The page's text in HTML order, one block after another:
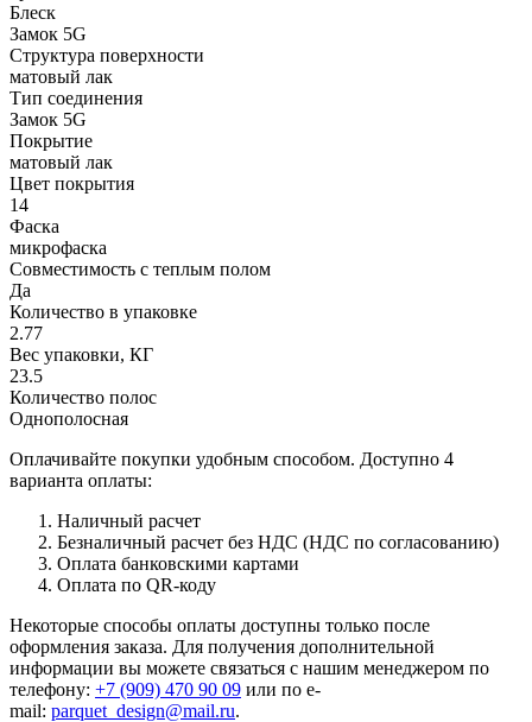
Блеск
Замок 5G
Структура поверхности
матовый лак
Тип соединения
Замок 5G
Покрытие
матовый лак
Цвет покрытия
14
Фаска
микрофаска
Совместимость с теплым полом
Да
Количество в упаковке
2.77
Вес упаковки, КГ
23.5
Количество полос
Однополосная
Оплачивайте покупки удобным способом. Доступно 4
варианта оплаты:
Наличный расчет
Безналичный расчет без НДС (НДС по согласованию)
Оплата банковскими картами
Оплата по QR-коду
Некоторые способы оплаты доступны только после
оформления заказа. Для получения дополнительной
информации вы можете связаться с нашим менеджером по
телефону: +7 (909) 470 90 09 или по e-
mail: parquet_design@mail.ru.